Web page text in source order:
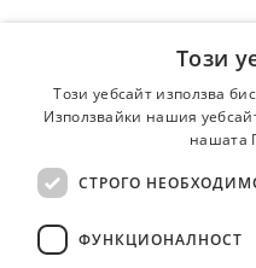
Този
Този уебсайт използва
Използвайки нашия
нашата
СТРОГО
ФУНКЦИОНАЛНОСТ